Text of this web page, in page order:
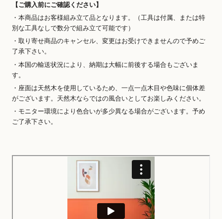
【ご購入前にご確認ください】
・本商品はお客様組み立て品となります。（工具は付属、または特
別な工具なしで数分で組み立て可能です）
・取り寄せ商品のキャンセル、変更はお受けできませんので予めご
了承下さい。
・本国の輸送状況により、納期は大幅に前後する場合もございま
す。
・座面は天然木を使用しているため、一点一点木目や色味に個体差
がございます。天然木ならではの風合いとしてお楽しみください。
・モニター環境により色合いが多少異なる場合がございます。予め
ご了承下さい。